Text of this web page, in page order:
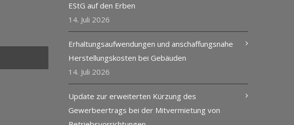
EStG auf den Erben
14. Juli 2026
Erhaltungsaufwendungen und anschaffungsnahe
Herstellungskosten bei Gebäuden
14. Juli 2026
Update zur erweiterten Kürzung des
Gewerbeertrags bei der Mitvermietung von